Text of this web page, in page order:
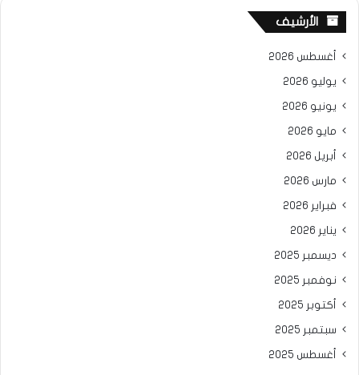
الأرشيف
أغسطس 2026
يوليو 2026
يونيو 2026
مايو 2026
أبريل 2026
مارس 2026
فبراير 2026
يناير 2026
ديسمبر 2025
نوفمبر 2025
أكتوبر 2025
سبتمبر 2025
أغسطس 2025